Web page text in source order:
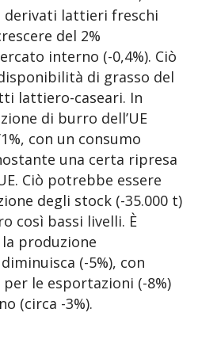
derivati lattieri freschi
del 2%
interno (-0,4%). Ciò
di grasso del
lattiero-caseari. In
di burro dell’UE
con un consumo
una certa ripresa
Ciò potrebbe essere
degli stock (-35.000 t)
così bassi livelli. È
produzione
(-5%), con
le esportazioni (-8%)
(circa -3%).